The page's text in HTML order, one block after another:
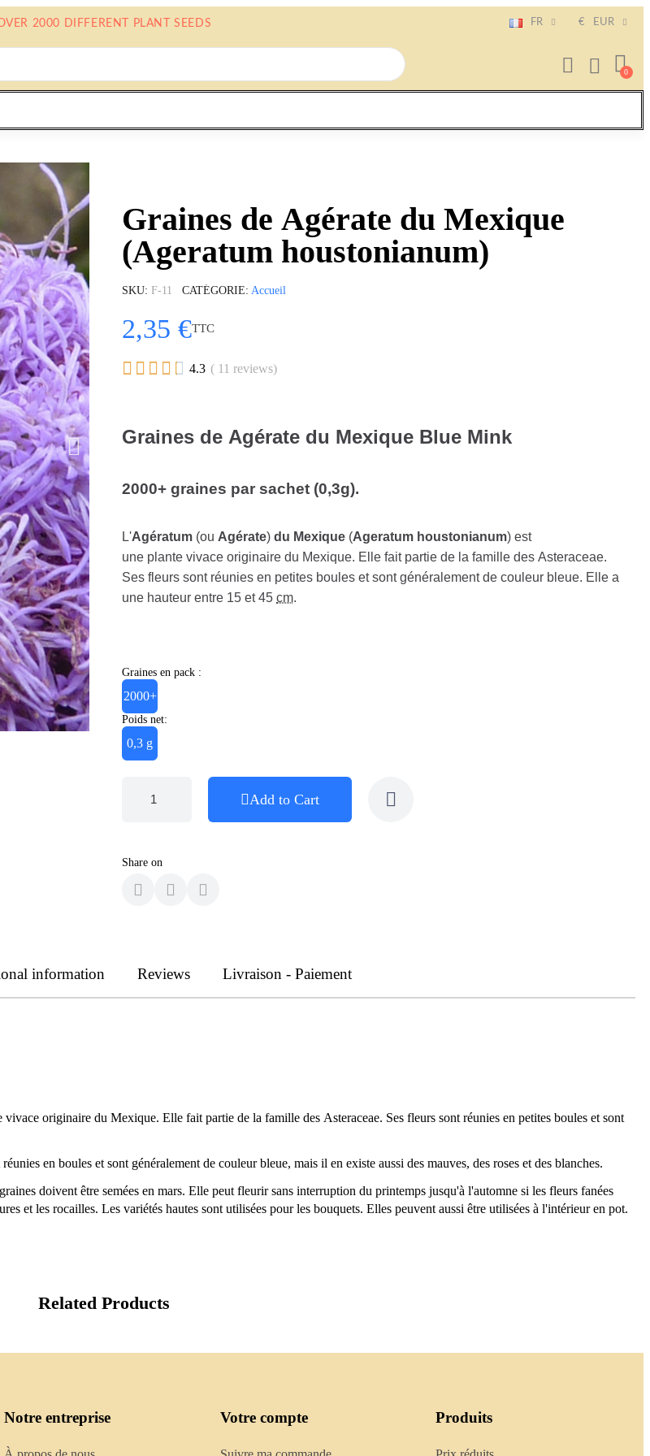
2000 DIFFERENT PLANT SEEDS FR € EUR
Graines de Agérate du Mexique
(Ageratum houstonianum)
SKU F-11 CATÉGORIE Accueil
2,35 €TTC
     4.3 ( 11 reviews)
Graines de Agérate du Mexique Blue Mink
2000+ graines par sachet (0,3g).
L'Agératum (ou Agérate) du Mexique (Ageratum houstonianum) est
une plante vivace originaire du Mexique. Elle fait partie de la famille des Asteraceae.
Ses fleurs sont réunies en petites boules et sont généralement de couleur bleue. Elle a
une hauteur entre 15 et 45 cm.
Graines en pack :
2000+
Poids net:
0,3 g
Add to Cart
Share on
information Reviews Livraison - Paiement
vivace originaire du Mexique. Elle fait partie de la famille des Asteraceae. Ses fleurs sont réunies en petites boules et sont
en boules et sont généralement de couleur bleue, mais il en existe aussi des mauves, des roses et des blanches.
doivent être semées en mars. Elle peut fleurir sans interruption du printemps jusqu'à l'automne si les fleurs fanées
et les rocailles. Les variétés hautes sont utilisées pour les bouquets. Elles peuvent aussi être utilisées à l'intérieur en pot.
Related Products
Notre entreprise Votre compte Produits